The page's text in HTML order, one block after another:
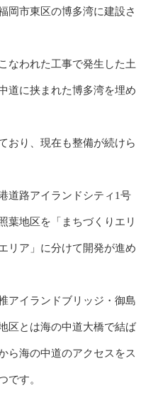
岡市東区の博多湾に建設さ
なわれた工事で発生した土
道に挟まれた博多湾を埋め
おり、現在も整備が続けら
道路アイランドシティ1号
葉地区を「まちづくりエリ
リア」に分けて開発が進め
アイランドブリッジ・御島
区とは海の中道大橋で結ば
ら海の中道のアクセスをス
です。